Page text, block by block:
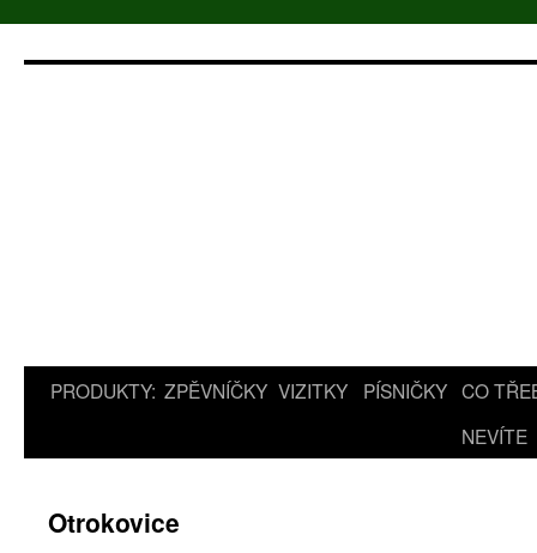
PRODUKTY: ZPĚVNÍČKY VIZITKY PÍSNIČKY CO
NEVÍTE
Otrokovice